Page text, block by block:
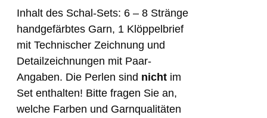
Inhalt des Schal-Sets: 6 – 8 Stränge
handgefärbtes Garn, 1 Klöppelbrief
mit Technischer Zeichnung und
Detailzeichnungen mit Paar-
Angaben. Die Perlen sind nicht im
Set enthalten! Bitte fragen Sie an,
welche Farben und Garnqualitäten